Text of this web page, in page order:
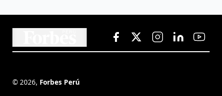
© 2026, Forbes Perú